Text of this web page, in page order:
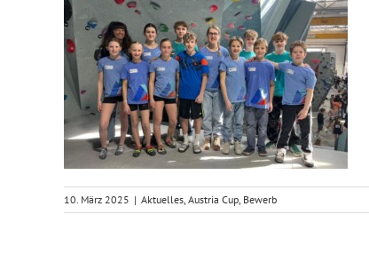
10. März 2025 | Aktuelles, Austria Cup, Bewerb